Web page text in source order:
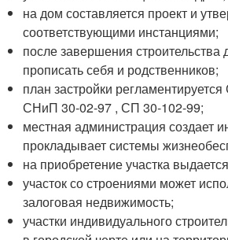
на дом составляется проект и
соответствующими инстанциями;
после завершения
прописать себя и родственников;
план застройки
СНиП 30-02-97 , СП 30-102-99;
местная администрация создает
прокладывает системы
на приобретение участка
участок со строениями может
залоговая недвижимость;
участки индивидуального